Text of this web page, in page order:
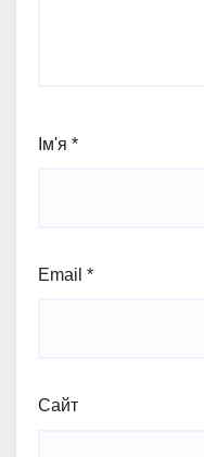
Ім'я *
Email *
Сайт